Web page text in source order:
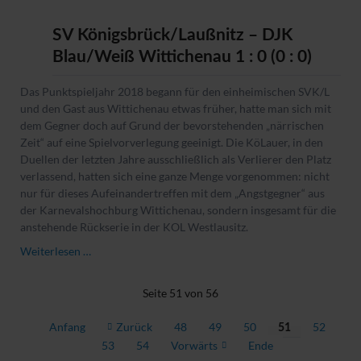
SV Königsbrück/Laußnitz – DJK
Blau/Weiß Wittichenau 1 : 0 (0 : 0)
Das Punktspieljahr 2018 begann für den einheimischen SVK/L
und den Gast aus Wittichenau etwas früher, hatte man sich mit
dem Gegner doch auf Grund der bevorstehenden „närrischen
Zeit“ auf eine Spielvorverlegung geeinigt. Die KöLauer, in den
Duellen der letzten Jahre ausschließlich als Verlierer den Platz
verlassend, hatten sich eine ganze Menge vorgenommen: nicht
nur für dieses Aufeinandertreffen mit dem „Angstgegner“ aus
der Karnevalshochburg Wittichenau, sondern insgesamt für die
anstehende Rückserie in der KOL Westlausitz.
Weiterlesen …
Wittichenau
Seite 51 von 56
Anfang Zurück 48 49 50 51
52
53
54 Vorwärts Ende